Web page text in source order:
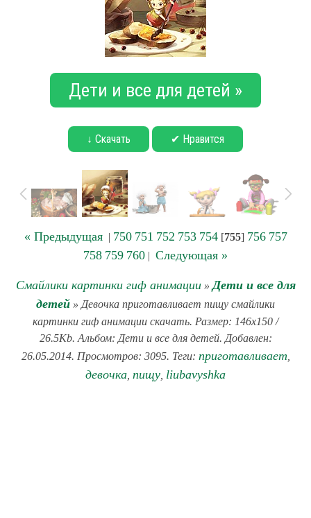
Дети и все для детей »
↓ Скачать ✔ Нравится
« Предыдущая| 750 751 752 753 754[755] 756 757
758 759 760 | Следующая »
Смайлики картинки гиф анимации» Дети и все для
детей » Девочка приготавливает пищу смайлики
картинки гиф анимации скачать. Размер: 146x150 /
26.5Kb. Альбом: Дети и все для детей. Добавлен:
26.05.2014. Просмотров: 3095. Теги: приготавливает
девочка пищу liubavyshka